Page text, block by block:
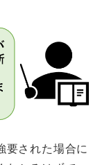
要された場合に